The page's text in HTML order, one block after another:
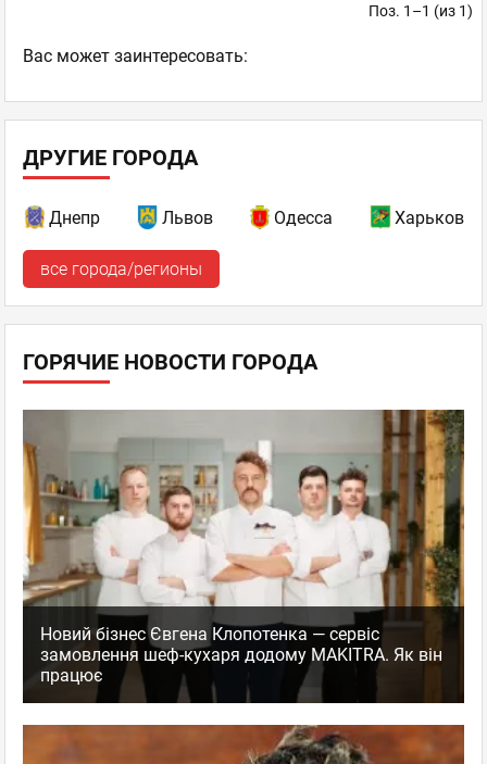
Поз. 1–1 (из 1)
Ваc может заинтересовать:
ДРУГИЕ ГОРОДА
Днепр Львов Одесса Харьков
все города/регионы
ГОРЯЧИЕ НОВОСТИ ГОРОДА
Новий бізнес Євгена Клопотенка — сервіс
замовлення шеф-кухаря додому MAKITRA. Як він
працює